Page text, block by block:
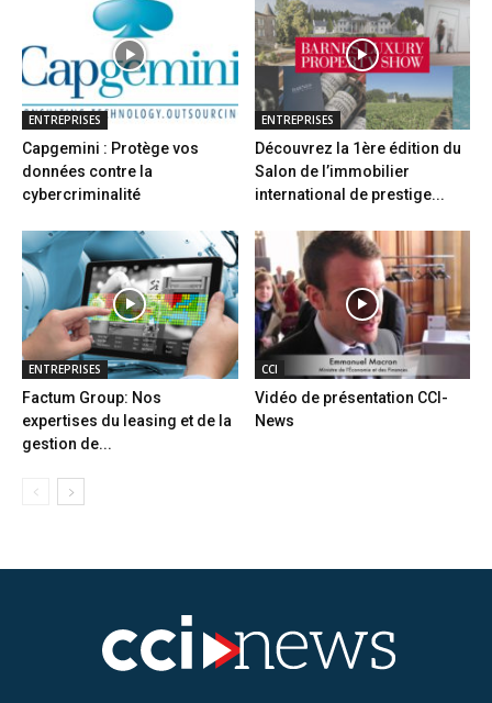
ENTREPRISES
Capgemini : Protège vos
données contre la
cybercriminalité
ENTREPRISES
Découvrez la 1ère édition du
Salon de l’immobilier
international de prestige...
ENTREPRISES
Factum Group: Nos
expertises du leasing et de la
gestion de...
CCI
Vidéo de présentation CCI-
News